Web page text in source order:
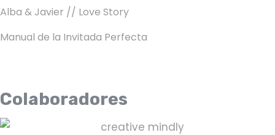
Alba & Javier // Love Story
Manual de la Invitada Perfecta
Colaboradores